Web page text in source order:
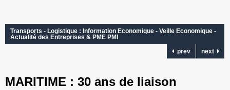
Transports - Logistique : Information Economique - Veille Economique -
Actualité des Entreprises & PME PMI
prev
next
MARITIME : 30 ans de liaison